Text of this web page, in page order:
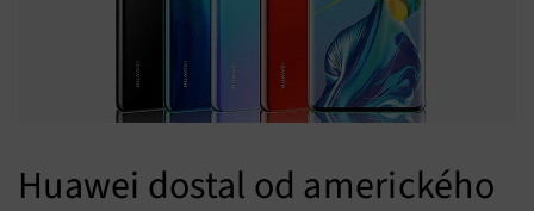
Huawei dostal od amerického